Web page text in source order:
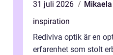
31 juli 2026
inspiration
Rediviva optik är en
erfarenhet som stolt